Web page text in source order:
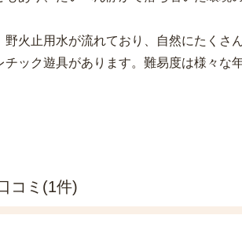
野火止用水が流れており、自然にたくさ
チック遊具があります。難易度は様々な
コミ(1件)